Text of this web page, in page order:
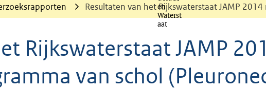
Resultaten van het Rijkswaterstaat JAMP
Rijkswaterstaat JAMP
van schol